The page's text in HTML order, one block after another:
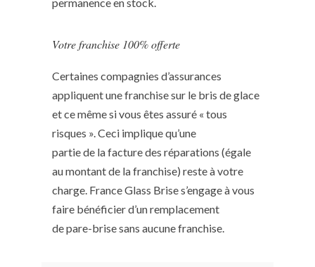
Votre franchise 100% offerte
Certaines compagnies d’assurances
appliquent une franchise sur le bris de glace
et ce même si vous êtes assuré « tous
risques ». Ceci implique qu’une
partie de la facture des réparations (égale
au montant de la franchise) reste à votre
charge. France Glass Brise s’engage à vous
faire bénéficier d’un remplacement
de pare-brise sans aucune franchise.